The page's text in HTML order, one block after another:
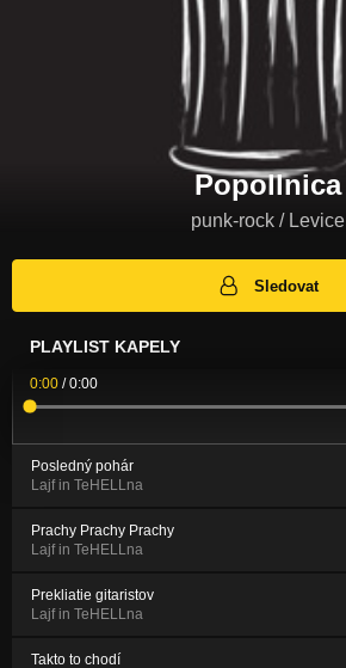
Popollnica
punk-rock / Levice
Sledovat
PLAYLIST KAPELY
0:00 /0:00
Posledný pohár
Lajf in TeHELLna
Prachy Prachy Prachy
Lajf in TeHELLna
Prekliatie gitaristov
Lajf in TeHELLna
Takto to chodí